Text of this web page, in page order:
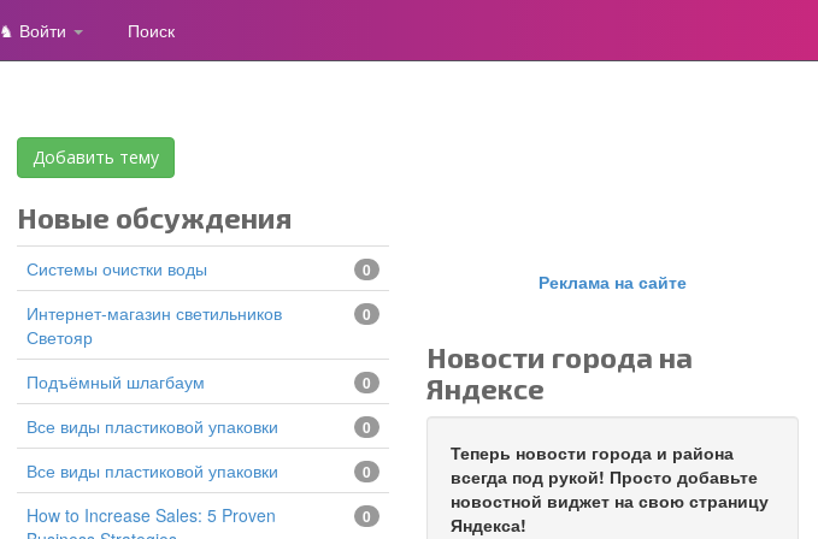
♞ Войти Поиск
Добавить тему
Новые обсуждения
Системы очистки воды 0
Интернет-магазин светильников
Светояр
0
подъёмный шлагбаум 0
все виды пластиковой упаковки 0
все виды пластиковой упаковки 0
How to Increase Sales: 5 Proven
0
Реклама на сайте
Новости города на
Яндексе
Теперь новости города и района
всегда под рукой! Просто добавьте
новостной виджет на свою страницу
Яндекса!